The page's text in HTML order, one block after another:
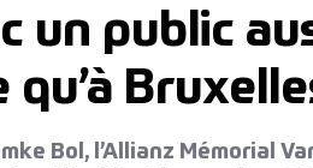
un public
Bol, l’Allianz Mémorial